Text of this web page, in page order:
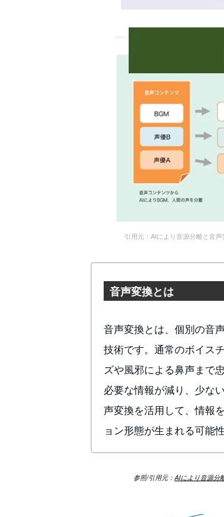
引用元：AIにより音源分離と音
音声変換とは
音声変換とは、個別の音
技術です。通常のボイス
ズや風邪による鼻声まで
必要な情報が減り、少な
声変換を活用して、情報
ョン形態が生まれる可能
参照/引用元：AIにより音源分